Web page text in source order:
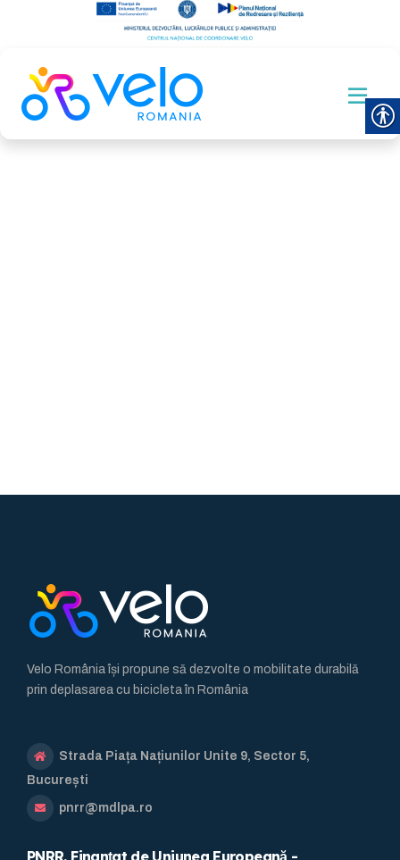
Velo România își propune să dezvolte o mobilitate durabilă
prin deplasarea cu bicicleta în România
Strada Piața Națiunilor Unite 9, Sector 5,
București
pnrr@mdlpa.ro